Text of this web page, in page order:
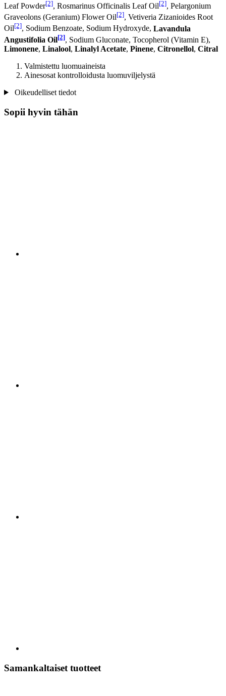
Leaf Powder[2], Rosmarinus Officinalis Leaf Oil[2], Pelargonium
Graveolons (Geranium) Flower Oil[2], Vetiveria Zizanioides Root
Oil[2], Sodium Benzoate, Sodium Hydroxyde, Lavandula
Angustifolia Oil[2], Sodium Gluconate, Tocopherol (Vitamin E),
Limonene, Linalool, Linalyl Acetate, Pinene, Citronellol, Citral
Valmistettu luomuaineista
Ainesosat kontrolloidusta luomuviljelystä
Oikeudelliset tiedot
Sopii hyvin tähän
Samankaltaiset tuotteet